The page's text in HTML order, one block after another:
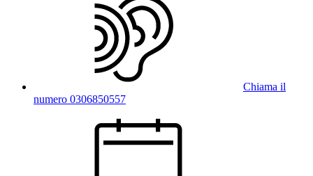
Chiama il
numero 0306850557